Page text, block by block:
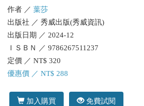
作者 ／ 葉莎
出版社 ／ 秀威出版(秀威資訊)
出版日期 ／ 2024-12
ＩＳＢＮ ／ 9786267511237
定價 ／ NT$ 320
優惠價 ／ NT$ 288
加入購買 免費試閱